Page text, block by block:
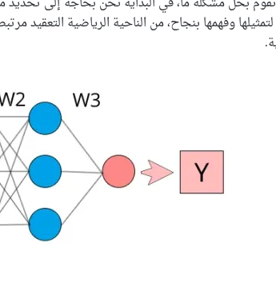
وفهمها بنجاح، من الناحية الرياضية التعقيد